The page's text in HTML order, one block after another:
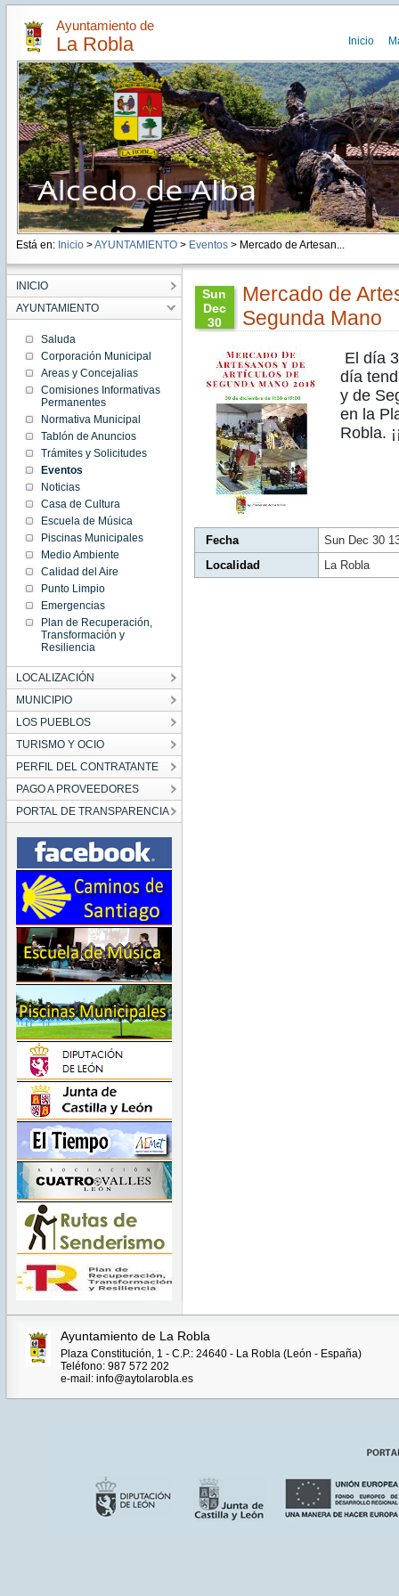
Ayuntamiento de
La Robla Inicio
Está en: Inicio >AYUNTAMIENTO> Eventos> Mercado de Artesan...
INICIO
AYUNTAMIENTO
Saluda
Corporación Municipal
Areas y Concejalias
Comisiones Informativas
Permanentes
Normativa Municipal
Tablón de Anuncios
Trámites y Solicitudes
Eventos
Noticias
Casa de Cultura
Escuela de Música
Piscinas Municipales
Medio Ambiente
Calidad del Aire
Punto Limpio
Emergencias
Plan de Recuperación,
Transformación y
Resiliencia
LOCALIZACIÓN
MUNICIPIO
LOS PUEBLOS
TURISMO Y OCIO
PERFIL DEL CONTRATANTE
PAGO A PROVEEDORES
PORTAL DE TRANSPARENCIA
Sun
Dec
30
CET
2018
Sun
Dec 30
13:02:00
CET
Sun Dec
30
13:02:00
CET
2018
Mercado de
Segunda Mano
El día
día
y de
en la
Robla.
Fecha
Sun Dec 30
Localidad
La Robla
Ayuntamiento de La Robla
Plaza Constitución, 1 - C.P.: 24640 - La Robla (León - España)
Teléfono: 987 572 202
e-mail: info@aytolarobla.es